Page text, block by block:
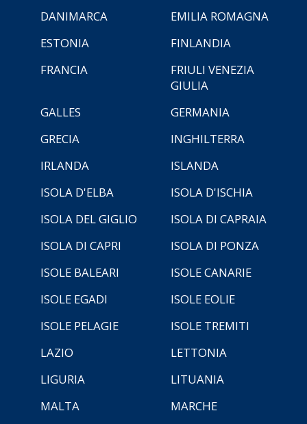
DANIMARCA
EMILIA ROMAGNA
ESTONIA
FINLANDIA
FRANCIA
FRIULI VENEZIA
GIULIA
GALLES
GERMANIA
GRECIA
INGHILTERRA
IRLANDA
ISLANDA
ISOLA D'ELBA
ISOLA D'ISCHIA
ISOLA DEL GIGLIO
ISOLA DI CAPRAIA
ISOLA DI CAPRI
ISOLA DI PONZA
ISOLE BALEARI
ISOLE CANARIE
ISOLE EGADI
ISOLE EOLIE
ISOLE PELAGIE
ISOLE TREMITI
LAZIO
LETTONIA
LIGURIA
LITUANIA
MALTA
MARCHE